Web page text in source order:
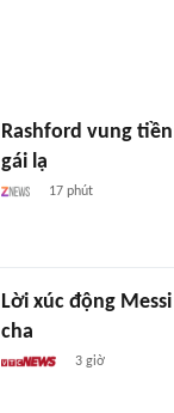
Rashford vung
gái lạ
17 phút
Lời xúc động
cha
3 giờ